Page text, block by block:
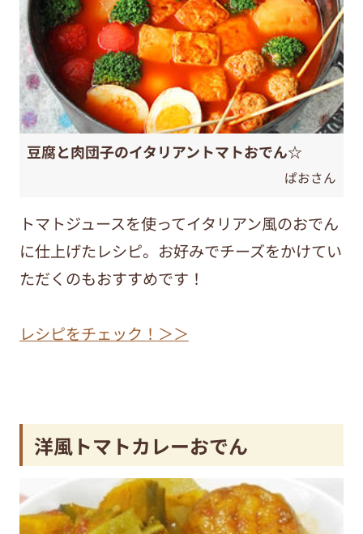
豆腐と肉団子のイタリアントマトおでん☆
ぱおさん
トマトジュースを使ってイタリアン風のおでん
に仕上げたレシピ。お好みでチーズをかけてい
ただくのもおすすめです！
レシピをチェック！＞＞
洋風トマトカレーおでん